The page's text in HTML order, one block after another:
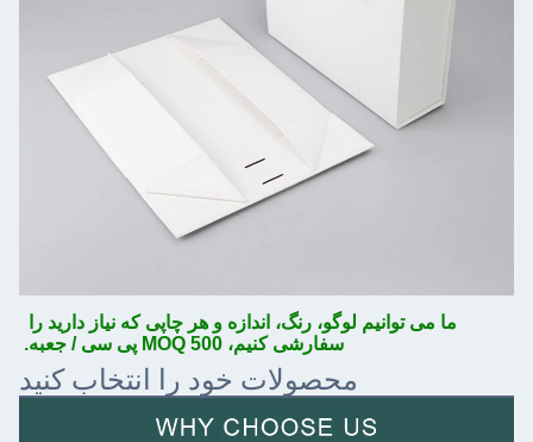
سفارشی کنیم، MOQ 500 پی سی / جعبه.
محصولات خود را انتخاب کنید